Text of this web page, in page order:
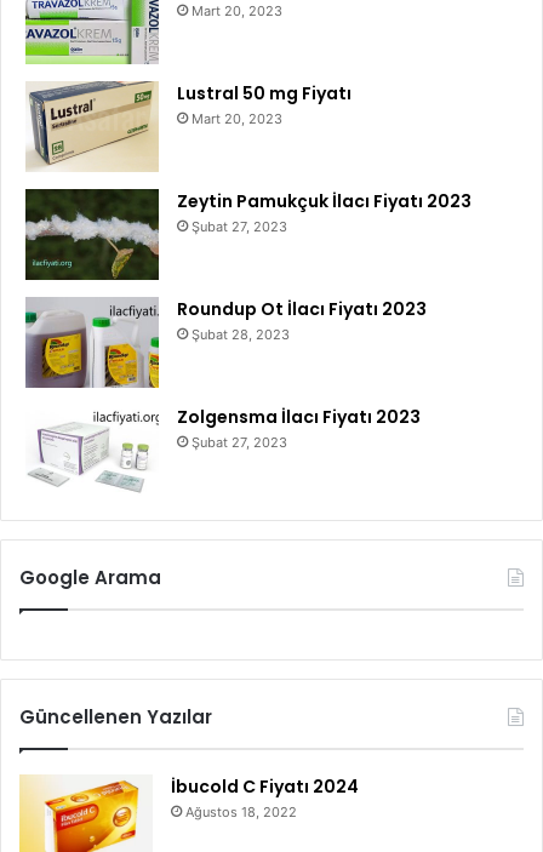
Mart 20, 2023
Lustral 50 mg Fiyatı
Mart 20, 2023
Zeytin Pamukçuk İlacı Fiyatı 2023
Şubat 27, 2023
Roundup Ot İlacı Fiyatı 2023
Şubat 28, 2023
Zolgensma İlacı Fiyatı 2023
Şubat 27, 2023
Google Arama
Güncellenen Yazılar
İbucold C Fiyatı 2024
Ağustos 18, 2022